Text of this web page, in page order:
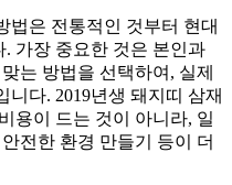
법은 전통적인 것부터 현대
가장 중요한 것은 본인과
는 방법을 선택하여, 실제
다. 2019년생 돼지띠 삼재
용이 드는 것이 아니라, 일
전한 환경 만들기 등이 더